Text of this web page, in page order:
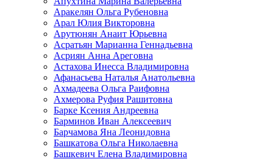
Аракелян Ольга Рубеновна
Арал Юлия Викторовна
Арутюнян Анаит Юрьевна
Асратьян Марианна Геннадьевна
Асриян Анна Ареговна
Астахова Инесса Владимировна
Афанасьева Наталья Анатольевна
Ахмадеева Ольга Раифовна
Ахмерова Руфия Рашитовна
Барке Ксения Андреевна
Барминов Иван Алексеевич
Барчамова Яна Леонидовна
Башкатова Ольга Николаевна
Башкевич Елена Владимировна